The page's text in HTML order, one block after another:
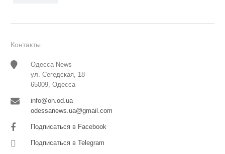
Контакты
Одесса News
ул. Сегедская, 18
65009, Одесса
info@on.od.ua
odessanews.ua@gmail.com
Подписаться в Facebook
Подписаться в Telegram